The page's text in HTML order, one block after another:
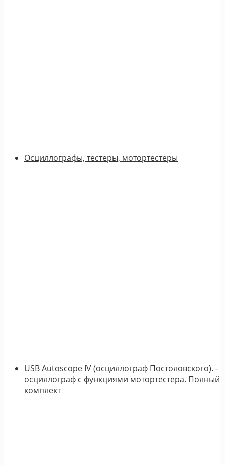
Осциллографы, тестеры, мотортестеры
USB Autoscope IV (осциллограф Постоловского). -
осциллограф с функциями мотортестера. Полный
комплект